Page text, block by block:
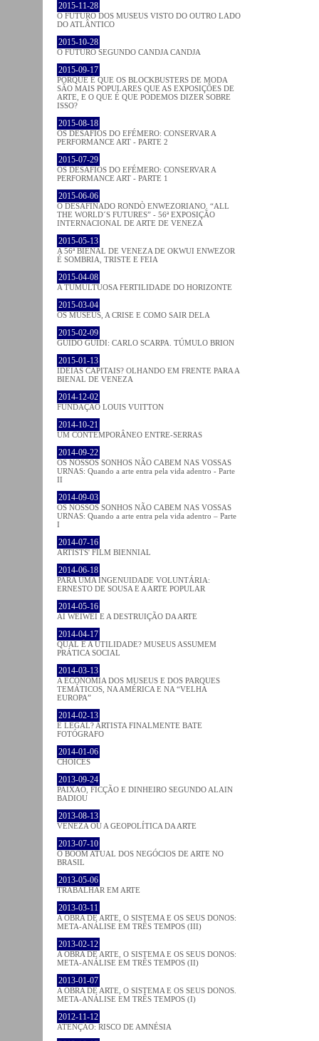
2015-11-28
O FUTURO DOS MUSEUS VISTO DO OUTRO LADO
DO ATLÂNTICO
2015-10-28
O FUTURO SEGUNDO CANDJA CANDJA
2015-09-17
PORQUE É QUE OS BLOCKBUSTERS DE MODA
SÃO MAIS POPULARES QUE AS EXPOSIÇÕES DE
ARTE, E O QUE É QUE PODEMOS DIZER SOBRE
ISSO?
2015-08-18
OS DESAFIOS DO EFÉMERO: CONSERVAR A
PERFORMANCE ART - PARTE 2
2015-07-29
OS DESAFIOS DO EFÉMERO: CONSERVAR A
PERFORMANCE ART - PARTE 1
2015-06-06
O DESAFINADO RONDÒ ENWEZORIANO. “ALL
THE WORLD´S FUTURES” - 56ª EXPOSIÇÃO
INTERNACIONAL DE ARTE DE VENEZA
2015-05-13
A 56ª BIENAL DE VENEZA DE OKWUI ENWEZOR
É SOMBRIA, TRISTE E FEIA
2015-04-08
A TUMULTUOSA FERTILIDADE DO HORIZONTE
2015-03-04
OS MUSEUS, A CRISE E COMO SAIR DELA
2015-02-09
GUIDO GUIDI: CARLO SCARPA. TÚMULO BRION
2015-01-13
IDEIAS CAPITAIS? OLHANDO EM FRENTE PARA A
BIENAL DE VENEZA
2014-12-02
FUNDAÇÃO LOUIS VUITTON
2014-10-21
UM CONTEMPORÂNEO ENTRE-SERRAS
2014-09-22
OS NOSSOS SONHOS NÃO CABEM NAS VOSSAS
URNAS: Quando a arte entra pela vida adentro - Parte
II
2014-09-03
OS NOSSOS SONHOS NÃO CABEM NAS VOSSAS
URNAS: Quando a arte entra pela vida adentro – Parte
I
2014-07-16
ARTISTS' FILM BIENNIAL
2014-06-18
PARA UMA INGENUIDADE VOLUNTÁRIA:
ERNESTO DE SOUSA E A ARTE POPULAR
2014-05-16
AI WEIWEI E A DESTRUIÇÃO DA ARTE
2014-04-17
QUAL É A UTILIDADE? MUSEUS ASSUMEM
PRÁTICA SOCIAL
2014-03-13
A ECONOMIA DOS MUSEUS E DOS PARQUES
TEMÁTICOS, NA AMÉRICA E NA “VELHA
EUROPA”
2014-02-13
É LEGAL? ARTISTA FINALMENTE BATE
FOTÓGRAFO
2014-01-06
CHOICES
2013-09-24
PAIXÃO, FICÇÃO E DINHEIRO SEGUNDO ALAIN
BADIOU
2013-08-13
VENEZA OU A GEOPOLÍTICA DA ARTE
2013-07-10
O BOOM ATUAL DOS NEGÓCIOS DE ARTE NO
BRASIL
2013-05-06
TRABALHAR EM ARTE
2013-03-11
A OBRA DE ARTE, O SISTEMA E OS SEUS DONOS:
META-ANÁLISE EM TRÊS TEMPOS (III)
2013-02-12
A OBRA DE ARTE, O SISTEMA E OS SEUS DONOS:
META-ANÁLISE EM TRÊS TEMPOS (II)
2013-01-07
A OBRA DE ARTE, O SISTEMA E OS SEUS DONOS.
META-ANÁLISE EM TRÊS TEMPOS (I)
2012-11-12
ATENÇÃO: RISCO DE AMNÉSIA